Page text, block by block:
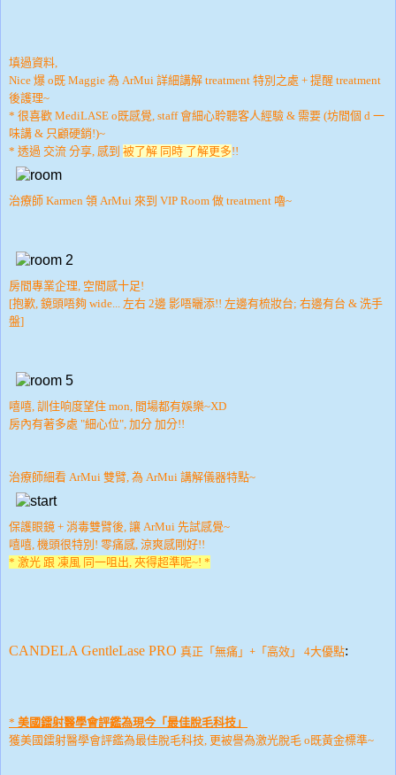
填過資料,
Nice 爆 o既 Maggie 為 ArMui 詳細講解 treatment 特別之處 + 提醒 treatment
後護理~
* 很喜歡 MediLASE o既感覺, staff 會細心聆聽客人經驗 & 需要 (坊間個 d 一
味講 & 只顧硬銷!)~
* 透過 交流 分享, 感到 被了解 同時 了解更多!!
治療師 Karmen 領 ArMui 來到 VIP Room 做 treatment 嚕~
房間專業企理, 空間感十足!
[抱歉, 鏡頭唔夠 wide... 左右 2邊 影唔曬添!! 左邊有梳妝台; 右邊有台 & 洗手
盤]
嘻嘻, 訓住响度望住 mon, 間場都有娛樂~XD
房內有著多處 "細心位", 加分 加分!!
治療師細看 ArMui 雙臂, 為 ArMui 講解儀器特點~
保護眼鏡 + 消毒雙臂後, 讓 ArMui 先試感覺~
嘻嘻, 機頭很特別! 零痛感, 涼爽感剛好!!
* 激光 跟 凍風 同一咀出, 夾得超準呢~! *
CANDELA GentleLase PRO 真正「無痛」+ 「高效」 4大優點:
* 美國鐳射醫學會評鑑為現今「最佳脫毛科技」
獲美國鐳射醫學會評鑑為最佳脫毛科技, 更被譽為激光脫毛 o既黃金標準~